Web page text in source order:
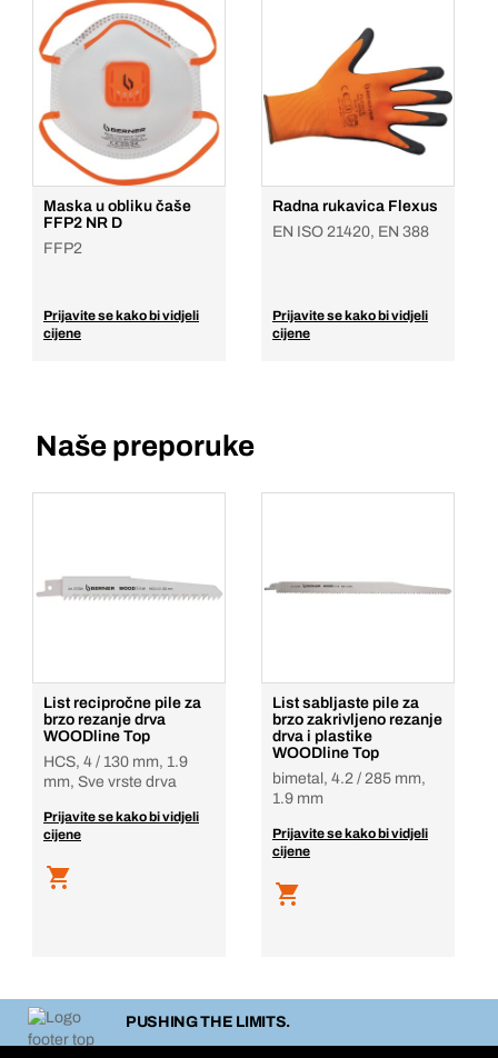
Maska u obliku čaše
FFP2 NR D
FFP2
Prijavite se kako bi vidjeli
cijene
Radna rukavica Flexus
EN ISO 21420, EN 388
Prijavite se kako bi vidjeli
cijene
Naše preporuke
List recipročne pile za
brzo rezanje drva
WOODline Top
HCS, 4 / 130 mm, 1.9
mm, Sve vrste drva
Prijavite se kako bi vidjeli
cijene
List sabljaste pile za
brzo zakrivljeno rezanje
drva i plastike
WOODline Top
bimetal, 4.2 / 285 mm,
1.9 mm
Prijavite se kako bi vidjeli
cijene
PUSHING THE LIMITS.